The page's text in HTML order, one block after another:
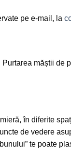
pe e-mail, la
măștii de
în diferite
de vedere
te poate